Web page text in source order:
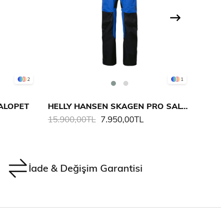
2 1
HELLY HANSEN SKAGEN PRO SALOPET
7.950,00TL
15.900,00TL
İade & Değişim Garantisi